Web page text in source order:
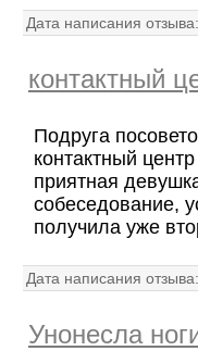
Дата написания отзыва:
контактный
Подруга
контактный
приятная
собеседование,
получила уже
Дата написания отзыва:
Унонесла